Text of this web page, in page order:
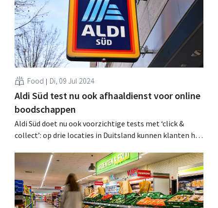
Food Di, 09 Jul 2024
Aldi Süd test nu ook afhaaldienst voor online
boodschappen
Aldi Süd doet nu ook voorzichtige tests met ‘click &
collect’: op drie locaties in Duitsland kunnen klanten hun
parking. Op het vlak van thuislevering staat de
discounter al verder. .